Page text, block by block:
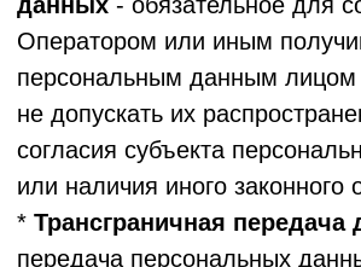
субъект ПДн, и используемые ООО "ЛОЯЛ
КЛАБ" исключительно для исполнения
договоров с субъектом персональных
данных: фамилия, имя, отчество; пол;
гражданство; дата (число, месяц, год) и
место рождения (страна, республика, край,
область, район, город, поселок, деревня,
иной населенный пункт); адрес места